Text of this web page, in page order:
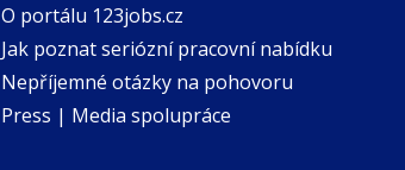
O portálu 123jobs.cz
Jak poznat seriózní pracovní nabídku
Nepříjemné otázky na pohovoru
Press | Media spolupráce